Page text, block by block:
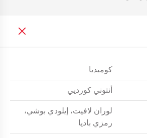
كوميديا
أنتوني كورديي
لوران لافيت، إيلودي بوشي،
رمزي باديا